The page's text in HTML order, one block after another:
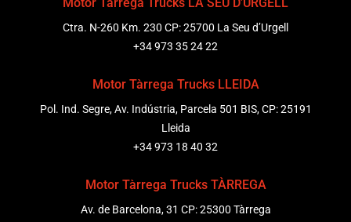
Ctra. N-260 Km. 230 CP: 25700 La Seu d’Urgell
+34 973 35 24 22
Motor Tàrrega Trucks LLEIDA
Pol. Ind. Segre, Av. Indústria, Parcela 501 BIS, CP: 25191
Lleida
+34 973 18 40 32
Motor Tàrrega Trucks TÀRREGA
Av. de Barcelona, 31 CP: 25300 Tàrrega